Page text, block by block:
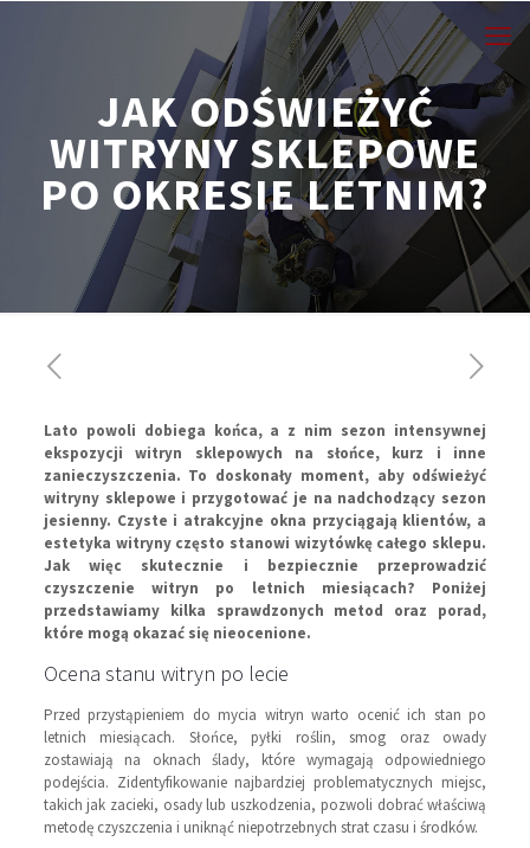
JAK ODŚWIEŻYĆ
WITRYNY SKLEPOWE
PO OKRESIE LETNIM?
Lato powoli dobiega końca, a z nim sezon intensywnej
ekspozycji witryn sklepowych na słońce, kurz i inne
zanieczyszczenia. To doskonały moment, aby odświeżyć
witryny sklepowe i przygotować je na nadchodzący sezon
jesienny. Czyste i atrakcyjne okna przyciągają klientów, a
estetyka witryny często stanowi wizytówkę całego sklepu.
Jak więc skutecznie i bezpiecznie przeprowadzić
czyszczenie witryn po letnich miesiącach? Poniżej
przedstawiamy kilka sprawdzonych metod oraz porad,
które mogą okazać się nieocenione.
Ocena stanu witryn po lecie
Przed przystąpieniem do mycia witryn warto ocenić ich stan po
letnich miesiącach. Słońce, pyłki roślin, smog oraz owady
zostawiają na oknach ślady, które wymagają odpowiedniego
podejścia. Zidentyfikowanie najbardziej problematycznych miejsc,
takich jak zacieki, osady lub uszkodzenia, pozwoli dobrać właściwą
metodę czyszczenia i uniknąć niepotrzebnych strat czasu i środków.